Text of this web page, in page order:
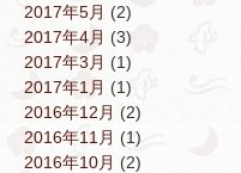
2017年5月 (2)
2017年4月 (3)
2017年3月 (1)
2017年1月 (1)
2016年12月 (2)
2016年11月 (1)
2016年10月 (2)